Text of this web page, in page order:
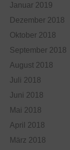
Januar 2019
Dezember 2018
Oktober 2018
September 2018
August 2018
Juli 2018
Juni 2018
Mai 2018
April 2018
März 2018